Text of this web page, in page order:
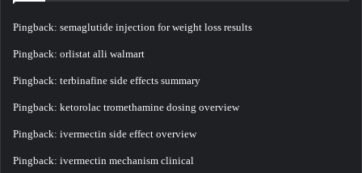
Pingback: semaglutide injection for weight loss results
Pingback: orlistat alli walmart
Pingback: terbinafine side effects summary
Pingback: ketorolac tromethamine dosing overview
Pingback: ivermectin side effect overview
Pingback: ivermectin mechanism clinical